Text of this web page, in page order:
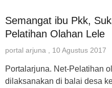
Semangat ibu Pkk,
Pelatihan Olahan Lele
portal arjuna 10 Agustus 2017
Portalarjuna. Net-Pelatihan
dilaksanakan di balai desa